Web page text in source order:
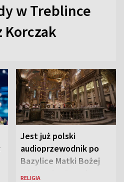
w Treblince
Korczak
Jest już polski
audioprzewodnik po
Bazylice Matki Bożej
Większej w Rzymie
RELIGIA